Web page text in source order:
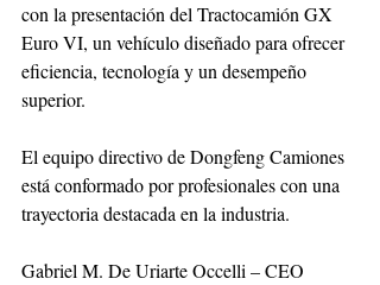
con la presentación del Tractocamión GX
Euro VI, un vehículo diseñado para ofrecer
eficiencia, tecnología y un desempeño
superior.
El equipo directivo de Dongfeng Camiones
está conformado por profesionales con una
trayectoria destacada en la industria.
Gabriel M. De Uriarte Occelli – CEO